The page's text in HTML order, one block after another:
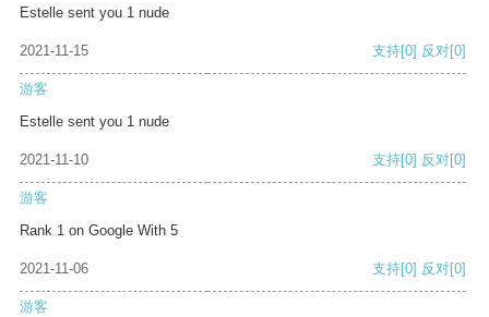
Estelle sent you 1 nude
2021-11-15 支持[0] 反对[0]
游客
Estelle sent you 1 nude
2021-11-10 支持[0] 反对[0]
游客
Rank 1 on Google With 5
2021-11-06 支持[0] 反对[0]
游客